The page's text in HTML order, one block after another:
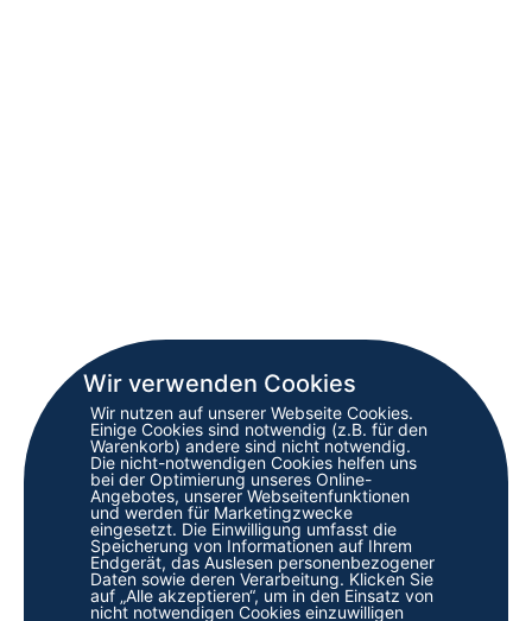
Wir verwenden Cookies
Wir nutzen auf unserer Webseite Cookies.
Einige Cookies sind notwendig (z.B. für den
Warenkorb) andere sind nicht notwendig.
Die nicht-notwendigen Cookies helfen uns
bei der Optimierung unseres Online-
Angebotes, unserer Webseitenfunktionen
und werden für Marketingzwecke
eingesetzt. Die Einwilligung umfasst die
Speicherung von Informationen auf Ihrem
Endgerät, das Auslesen personenbezogener
Daten sowie deren Verarbeitung. Klicken Sie
auf „Alle akzeptieren“, um in den Einsatz von
nicht notwendigen Cookies einzuwilligen